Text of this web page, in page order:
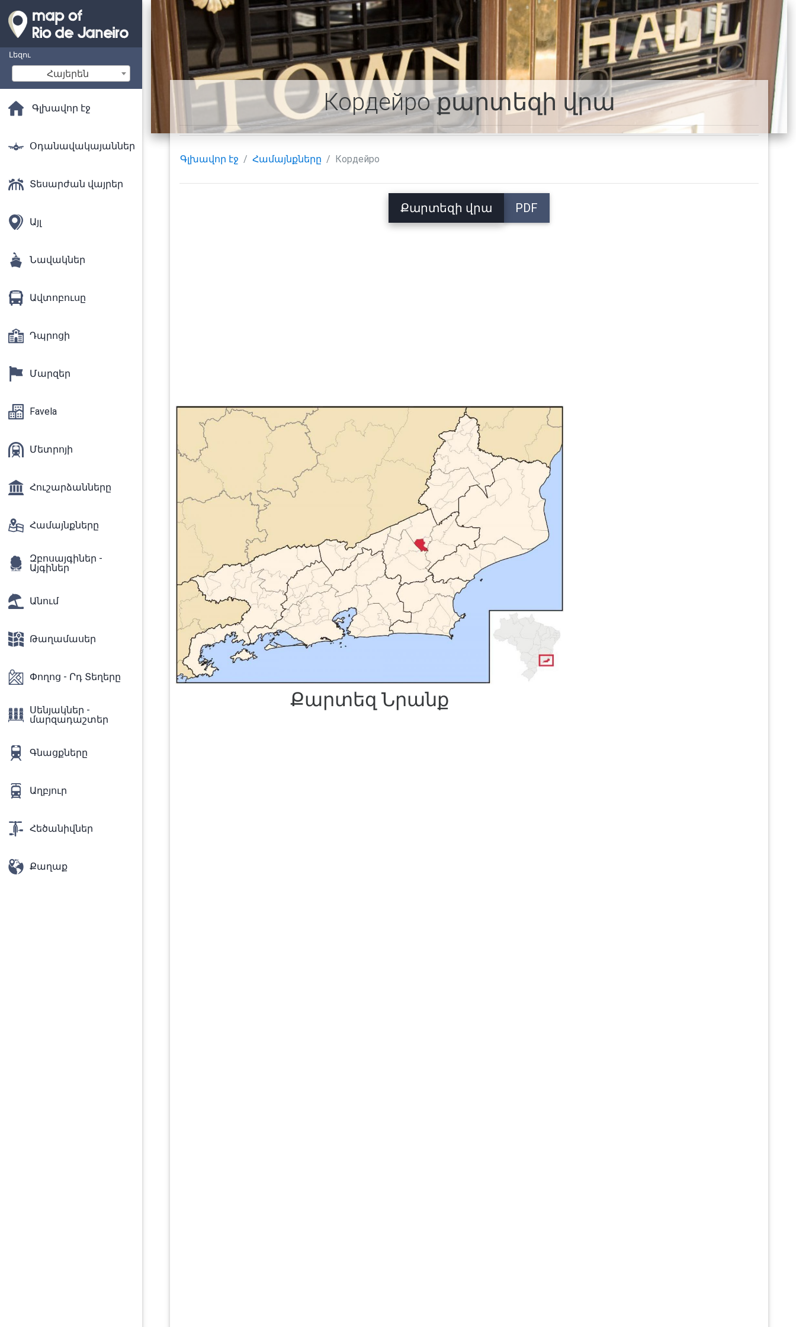
Լեզու
Հայերեն
Գլխավոր էջ
Օդանավակայաններ
Տեսարժան վայրեր
Այլ
Նավակներ
Ավտոբուսը
Դպրոցի
Մարզեր
Favela
Մետրոյի
Հուշարձանները
Համայնքները
Զբոսայգիներ -
Այգիներ
Անում
Թաղամասեր
Փողոց - Րդ Տեղերը
Սենյակներ -
մարզադաշտեր
Գնացքները
Աղբյուր
Հեծանիվներ
Քաղաք
Кордейро քարտեզի վրա
Գլխավոր էջ Համայնքները Кордейро
Քարտեզի վրա PDF
Քարտեզ Նրանք